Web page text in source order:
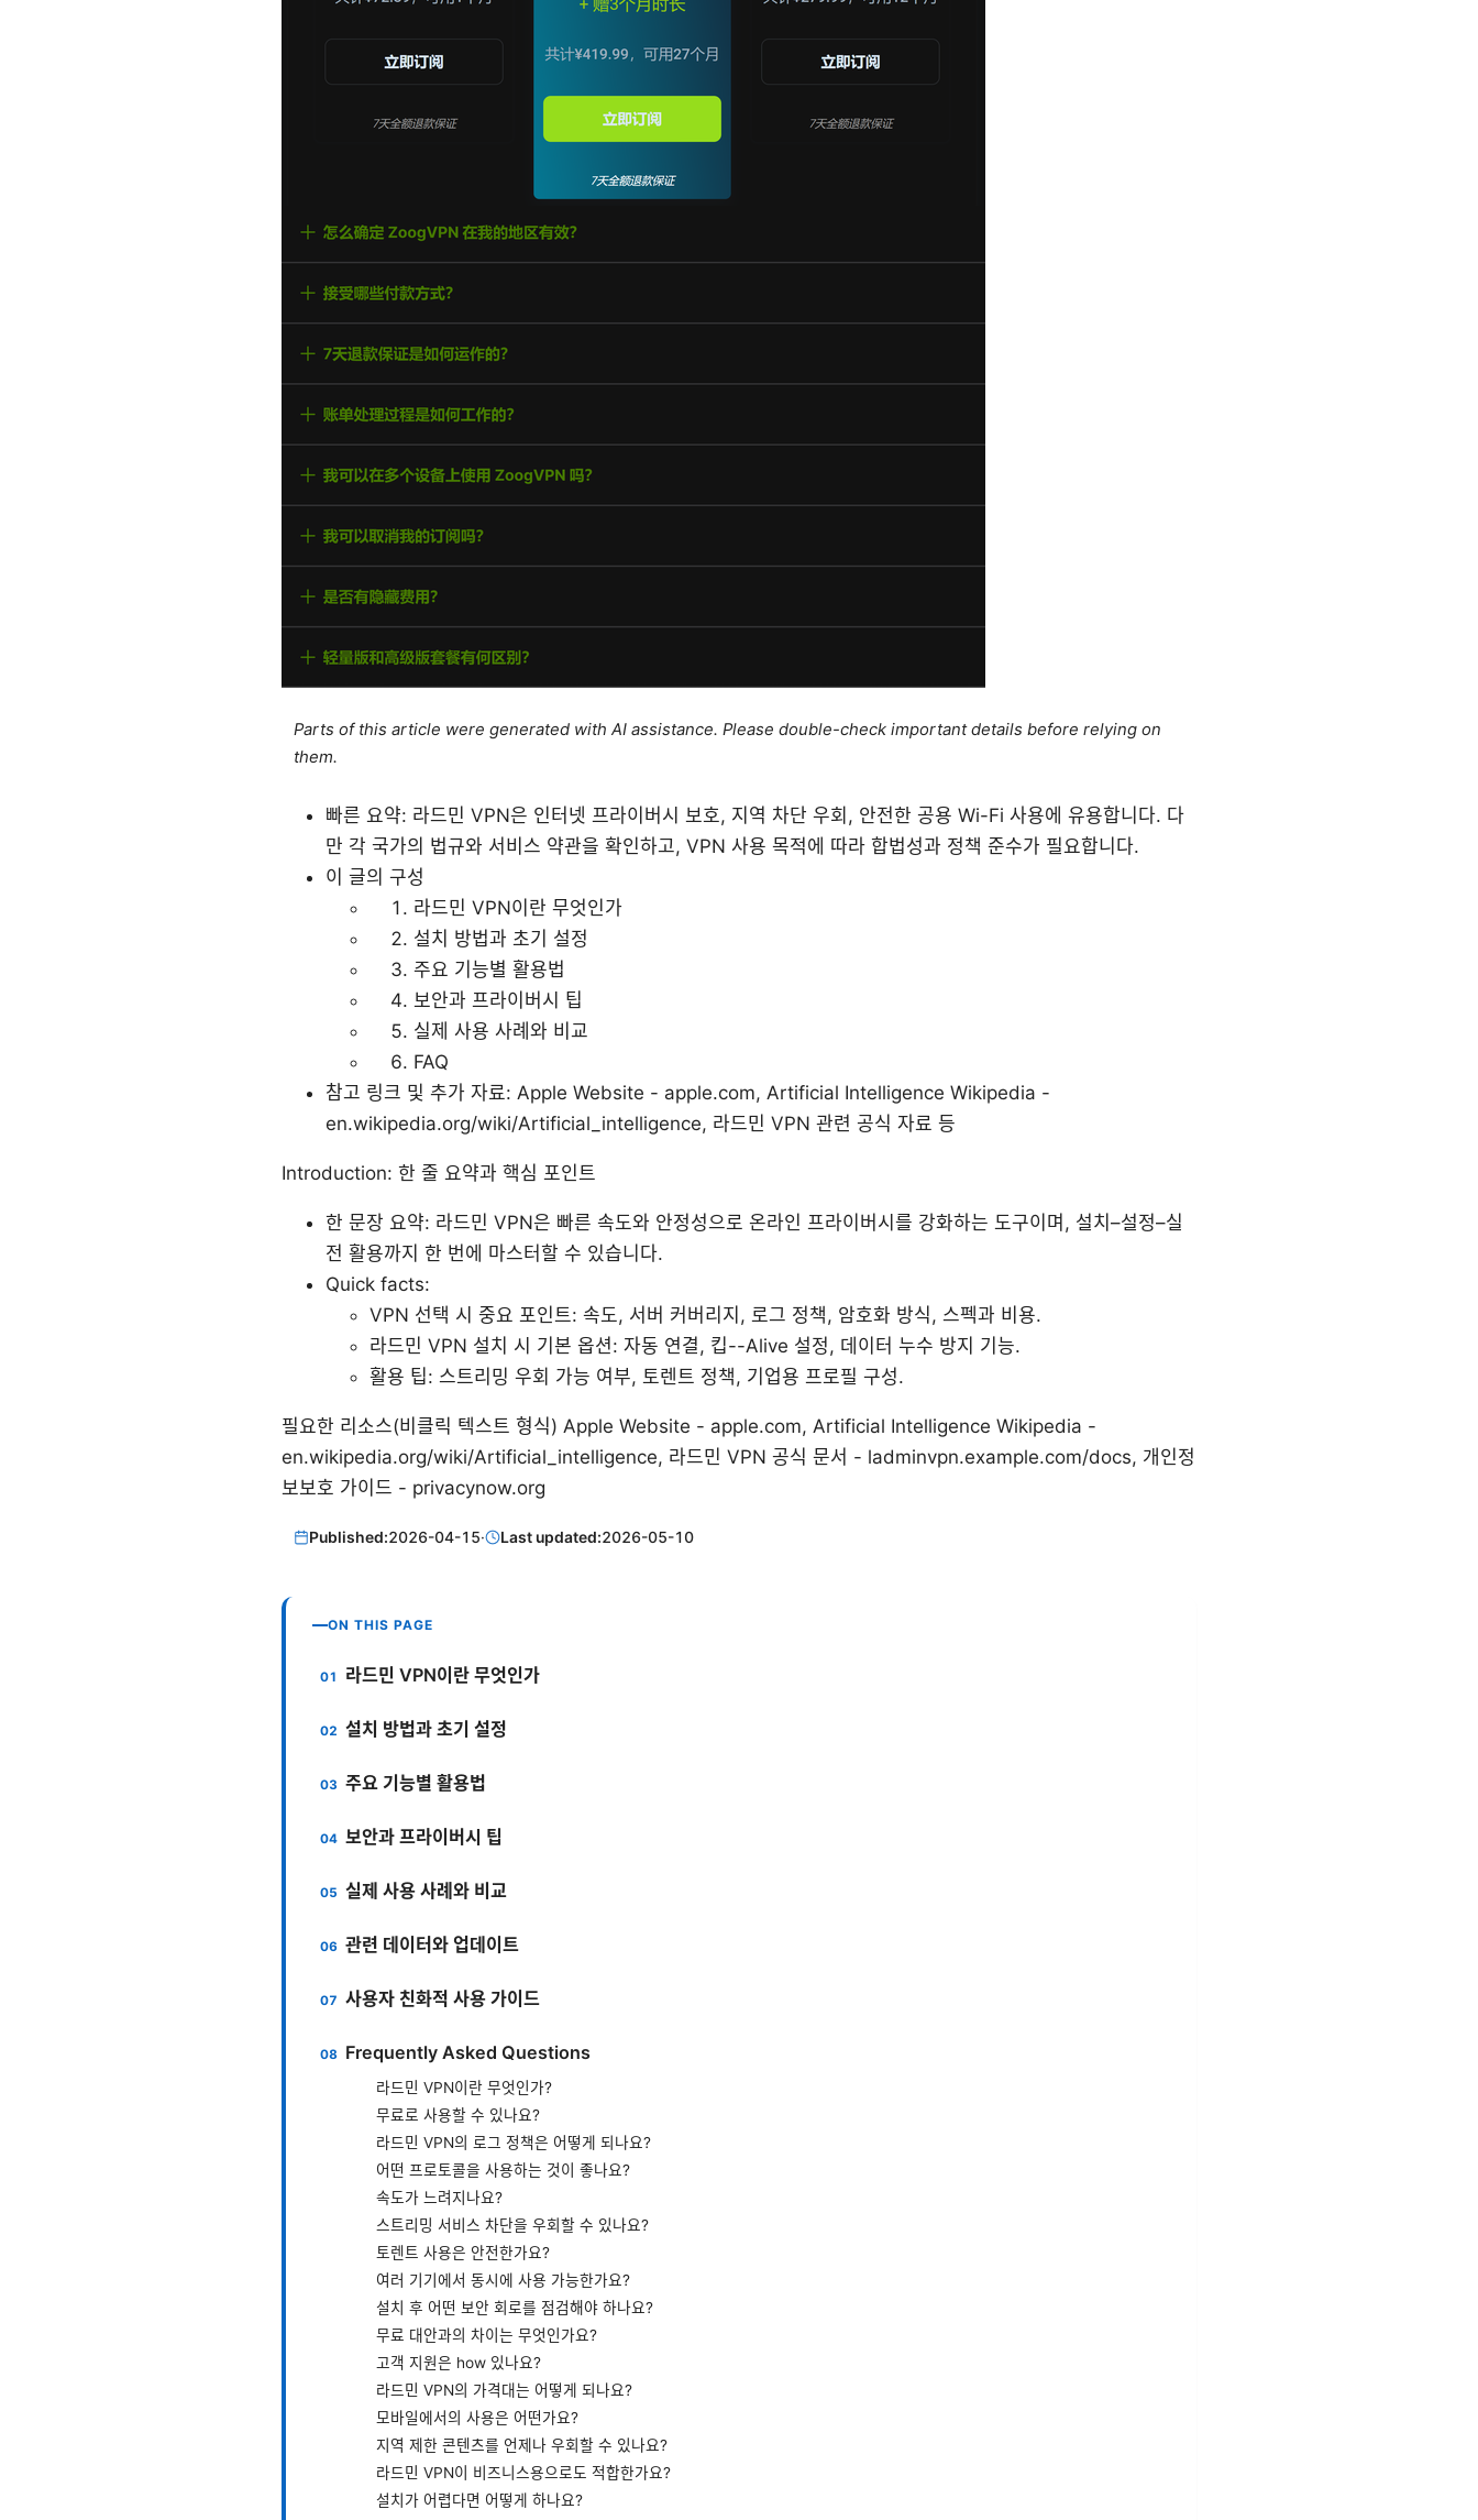
Parts of this article were generated with AI assistance. Please double-check important details before relying on
them.
빠른 요약: 라드민 VPN은 인터넷 프라이버시 보호, 지역 차단 우회, 안전한 공용 Wi-Fi 사용에 유용합니다. 다
만 각 국가의 법규와 서비스 약관을 확인하고, VPN 사용 목적에 따라 합법성과 정책 준수가 필요합니다.
이 글의 구성
라드민 VPN이란 무엇인가
설치 방법과 초기 설정
주요 기능별 활용법
보안과 프라이버시 팁
실제 사용 사례와 비교
FAQ
참고 링크 및 추가 자료: Apple Website - apple.com, Artificial Intelligence Wikipedia -
en.wikipedia.org/wiki/Artificial_intelligence, 라드민 VPN 관련 공식 자료 등
Introduction: 한 줄 요약과 핵심 포인트
한 문장 요약: 라드민 VPN은 빠른 속도와 안정성으로 온라인 프라이버시를 강화하는 도구이며, 설치–설정–실
전 활용까지 한 번에 마스터할 수 있습니다.
Quick facts:
VPN 선택 시 중요 포인트: 속도, 서버 커버리지, 로그 정책, 암호화 방식, 스펙과 비용.
라드민 VPN 설치 시 기본 옵션: 자동 연결, 킵--Alive 설정, 데이터 누수 방지 기능.
활용 팁: 스트리밍 우회 가능 여부, 토렌트 정책, 기업용 프로필 구성.
필요한 리소스(비클릭 텍스트 형식) Apple Website - apple.com, Artificial Intelligence Wikipedia -
en.wikipedia.org/wiki/Artificial_intelligence, 라드민 VPN 공식 문서 - ladminvpn.example.com/docs, 개인정
보보호 가이드 - privacynow.org
Published:2026-04-15· Last updated:2026-05-10
ON THIS PAGE
라드민 VPN이란 무엇인가
설치 방법과 초기 설정
주요 기능별 활용법
보안과 프라이버시 팁
실제 사용 사례와 비교
관련 데이터와 업데이트
사용자 친화적 사용 가이드
Frequently Asked Questions
라드민 VPN이란 무엇인가?
무료로 사용할 수 있나요?
라드민 VPN의 로그 정책은 어떻게 되나요?
어떤 프로토콜을 사용하는 것이 좋나요?
속도가 느려지나요?
스트리밍 서비스 차단을 우회할 수 있나요?
토렌트 사용은 안전한가요?
여러 기기에서 동시에 사용 가능한가요?
설치 후 어떤 보안 회로를 점검해야 하나요?
무료 대안과의 차이는 무엇인가요?
고객 지원은 how 있나요?
라드민 VPN의 가격대는 어떻게 되나요?
모바일에서의 사용은 어떤가요?
지역 제한 콘텐츠를 언제나 우회할 수 있나요?
라드민 VPN이 비즈니스용으로도 적합한가요?
설치가 어렵다면 어떻게 하나요?